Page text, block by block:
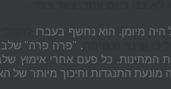
היה מיומן. הוא נחשף בעברו
. "פרה פרה" שלב
המתינות. כל פעם אחרי אימוץ
מונעת התנגדות וחיכוך מיותר של